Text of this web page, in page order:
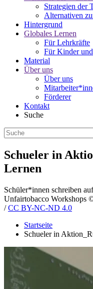
Strategien der
Alternativen
Hintergrund
Globales Lernen
Für Lehrkräfte
Für Kinder
Material
Über uns
Über uns
Förderer
Kontakt
Suche
Schueler in
Lernen
Schüler*innen schreiben
Unfairtobacco Workshops
/CC BY-NC-ND 4.0
Startseite
Schueler in